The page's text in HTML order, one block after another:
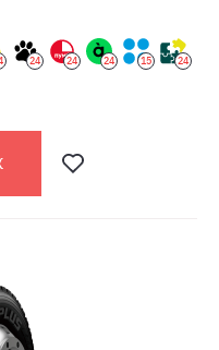
24 24 24 15 24